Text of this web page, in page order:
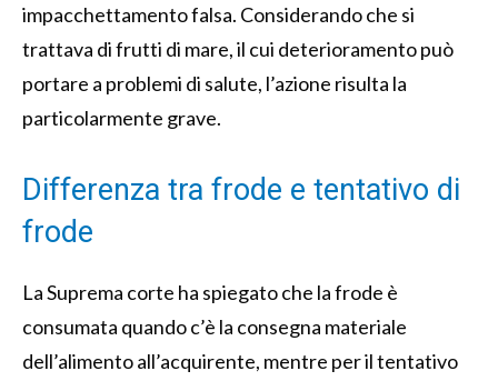
impacchettamento falsa. Considerando che si
trattava di frutti di mare, il cui deterioramento può
portare a problemi di salute, l’azione risulta la
particolarmente grave.
Differenza tra frode e tentativo di
frode
La Suprema corte ha spiegato che la frode è
consumata quando c’è la consegna materiale
dell’alimento all’acquirente, mentre per il tentativo